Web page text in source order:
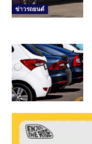
ข่าวรถยนต์